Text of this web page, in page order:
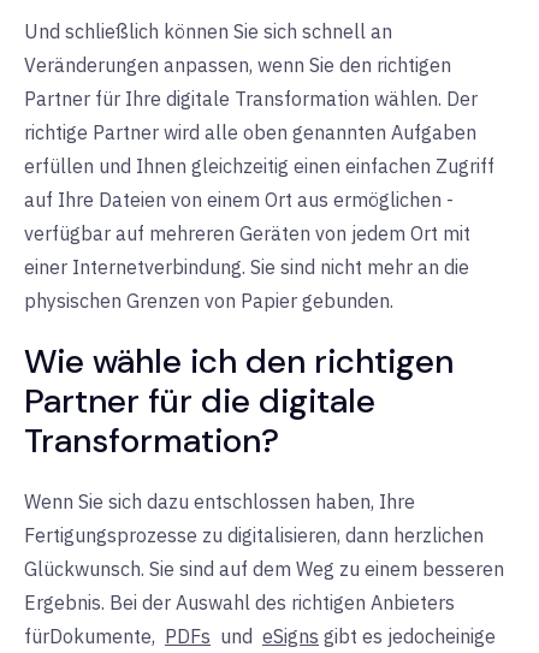
Und schließlich können Sie sich schnell an
Veränderungen anpassen, wenn Sie den richtigen
Partner für Ihre digitale Transformation wählen. Der
richtige Partner wird alle oben genannten Aufgaben
erfüllen und Ihnen gleichzeitig einen einfachen Zugriff
auf Ihre Dateien von einem Ort aus ermöglichen -
verfügbar auf mehreren Geräten von jedem Ort mit
einer Internetverbindung. Sie sind nicht mehr an die
physischen Grenzen von Papier gebunden.
Wie wähle ich den richtigen
Partner für die digitale
Transformation?
Wenn Sie sich dazu entschlossen haben, Ihre
Fertigungsprozesse zu digitalisieren, dann herzlichen
Glückwunsch. Sie sind auf dem Weg zu einem besseren
Ergebnis. Bei der Auswahl des richtigen Anbieters
fürDokumente, PDFs und eSigns gibt es jedocheinige